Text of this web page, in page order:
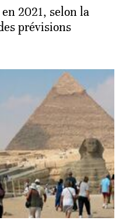
2021, selon la
prévisions